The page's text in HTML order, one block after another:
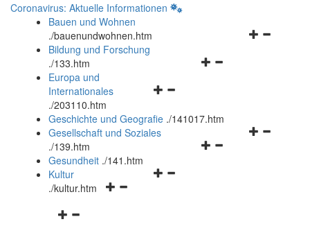
Coronavirus: Aktuelle Informationen
Bauen und Wohnen
./bauenundwohnen.htm
Navigationsmenü
Bildung und Forschung
./133.htm
Navigationsmenü
und
schließen
Europa und
Internationales
./203110.htm
Geschichte und Geografie ./141017.htm
Navigationsmenü
Gesellschaft und Soziales
./139.htm
Navigationsmenü
Gesundheit ./141.htm
Navigationsmenü
Kultur
./kultur.htm
Navigationsmenü